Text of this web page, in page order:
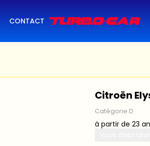
CONTACT
Citroën
Catégorie D
à partir de 23